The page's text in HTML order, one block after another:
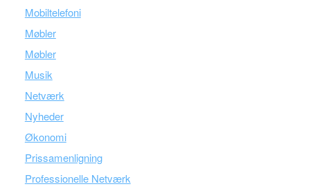
Mobiltelefoni
Møbler
Møbler
Musik
Netværk
Nyheder
Økonomi
Prissamenligning
Professionelle Netværk